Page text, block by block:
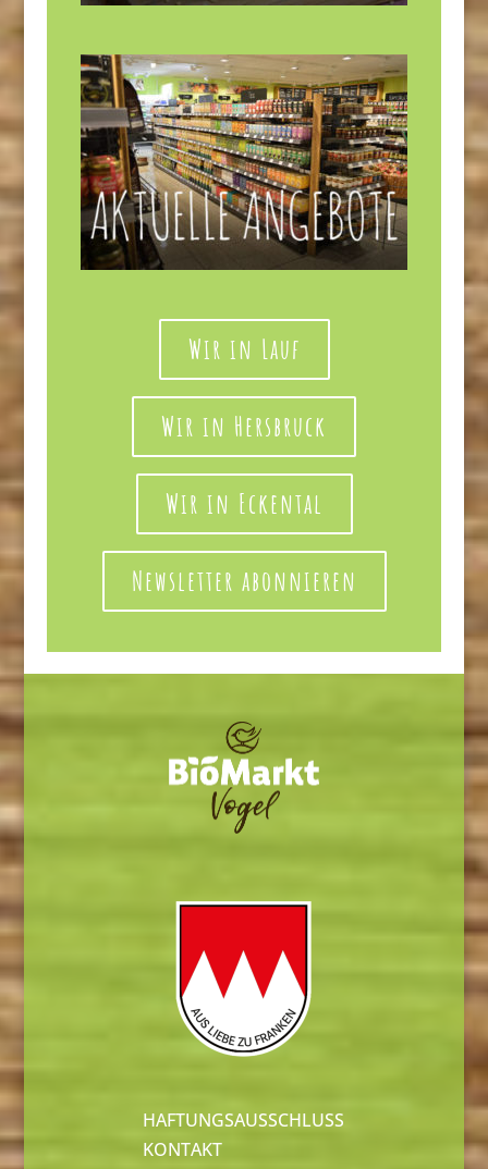
Wir in Lauf
Wir in Hersbruck
Wir in Eckental
Newsletter abonnieren
HAFTUNGSAUSSCHLUSS
KONTAKT